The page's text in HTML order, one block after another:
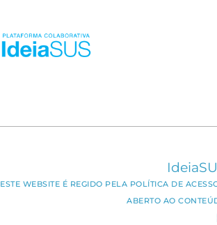
ESTE WEBSITE É REGIDO PELA POLÍTICA DE
ABERTO AO